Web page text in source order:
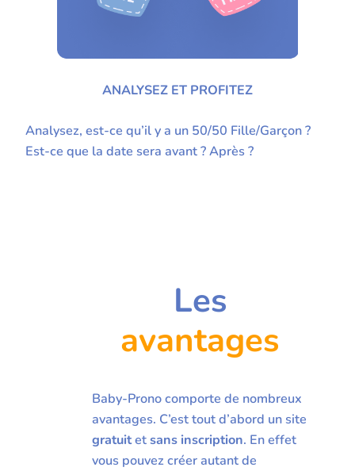
ANALYSEZ ET PROFITEZ
Analysez, est-ce qu’il y a un 50/50 Fille/Garçon ?
Est-ce que la date sera avant ? Après ?
Les
avantages
Baby-Prono comporte de nombreux
avantages. C’est tout d’abord un site
gratuitetsans inscription. En effet
vous pouvez créer autant de